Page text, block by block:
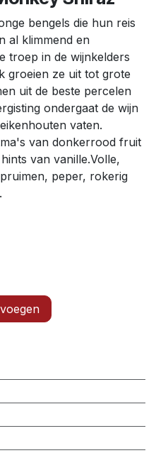
bengels die hun reis
al klimmend en
troep in de wijnkelders
groeien ze uit tot grote
uit de beste percelen
ondergaat de wijn
vaten.
van donkerrood fruit
van vanille.Volle,
peper, rokerig